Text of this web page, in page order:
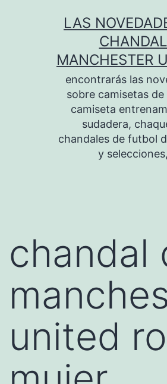
LAS
CHANDAL
MANCHESTER
encontrarás las
sobre camisetas
camiseta
sudadera,
chandales de futbol
y selecciones,
chandal
united